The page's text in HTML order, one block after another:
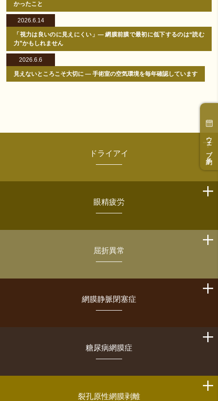
ウェブ予約
かったこと
2026.6.14
「視力は良いのに見えにくい」― 網膜前膜で最初に低下するのは“読む
力”かもしれません
2026.6.6
見えないところこそ大切に ― 手術室の空気環境を毎年確認しています
ドライアイ
眼精疲労
屈折異常
網膜静脈閉塞症
糖尿病網膜症
裂孔原性網膜剥離